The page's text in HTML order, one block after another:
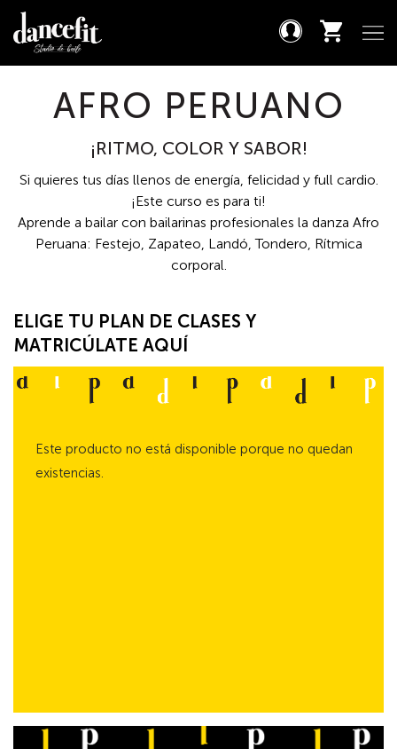
AFRO PERUANO
¡RITMO, COLOR Y SABOR!
Si quieres tus días llenos de energía, felicidad y full cardio.
¡Este curso es para ti!
Aprende a bailar con bailarinas profesionales la danza Afro
Peruana: Festejo, Zapateo, Landó, Tondero, Rítmica
corporal.
ELIGE TU PLAN DE CLASES Y
MATRICÚLATE AQUÍ
Este producto no está disponible porque no quedan
existencias.